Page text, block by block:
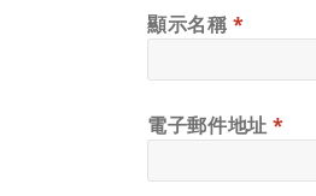
顯示名稱*
電子郵件地址*